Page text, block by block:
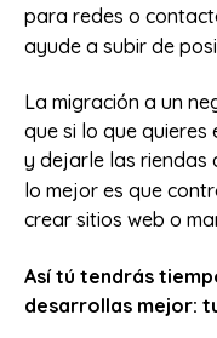
para redes o
ayude a subir de
La migración a un
que si lo que
y dejarle las riendas
lo mejor es que
crear sitios web o
Así tú tendrás
desarrollas mejor: